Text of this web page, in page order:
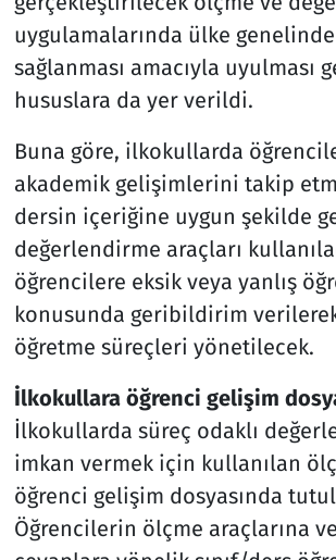
uygulamalarında ülke
sağlanması amacıyla uyulması
hususlara da yer verildi.
Buna göre, ilkokullarda
akademik gelişimlerini takip
dersin içeriğine uygun şekilde
değerlendirme araçları
öğrencilere eksik veya yanlış
konusunda geribildirim
öğretme süreçleri yönetilecek.
İlkokullara öğrenci gelişim
İlkokullarda süreç odaklı
imkan vermek için kullanılan
öğrenci gelişim dosyasında
Öğrencilerin ölçme araçlarına